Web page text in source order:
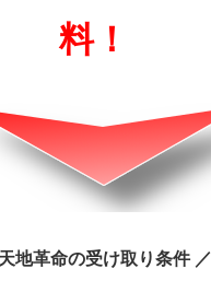
料！
地革命の受け取り条件 ／